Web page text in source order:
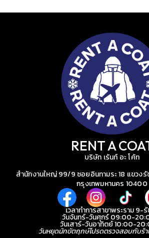
RENT A
บริษัท เร้นท์ อะ โค้ท
สำนักงานใหญ่ 99/9 ซอยอินทามระ 18 แขวง
กรุงเทพมหานคร 10400
เวลาทำการสาขาพระราม 9-
วันจันทร์-วันศุกร์ 09:00-
วันเสาร์-วันอาทิตย์ 10:00-
วันหยุดนักขัตฤกษ์โปรดตรวจสอบกับร้า